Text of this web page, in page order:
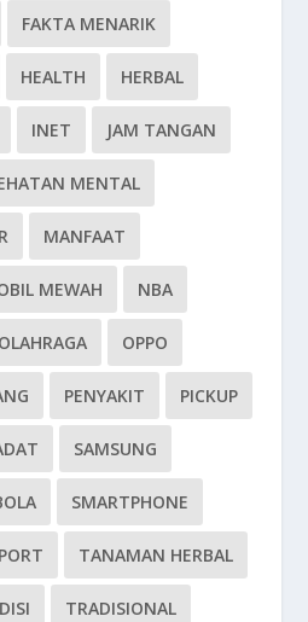
FAKTA MENARIK
HEALTH HERBAL
INET JAM TANGAN
MENTAL
MANFAAT
MEWAH NBA
OLAHRAGA OPPO
PENYAKIT PICKUP
SAMSUNG
SMARTPHONE
TANAMAN HERBAL
TRADISIONAL